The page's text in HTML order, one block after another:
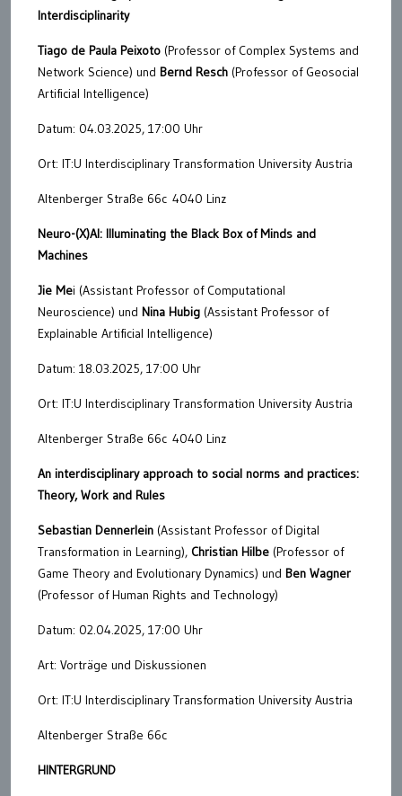
Interdisciplinarity
Tiago de Paula Peixoto (Professor of Complex Systems and
Network Science) und Bernd Resch (Professor of Geosocial
Artificial Intelligence)
Datum: 04.03.2025, 17:00 Uhr
Ort: IT:U Interdisciplinary Transformation University Austria
Altenberger Straße 66c 4040 Linz
Neuro-(X)AI: Illuminating the Black Box of Minds and
Machines
Jie Mei (Assistant Professor of Computational
Neuroscience) und Nina Hubig (Assistant Professor of
Explainable Artificial Intelligence)
Datum: 18.03.2025, 17:00 Uhr
Ort: IT:U Interdisciplinary Transformation University Austria
Altenberger Straße 66c 4040 Linz
An interdisciplinary approach to social norms and practices:
Theory, Work and Rules
Sebastian Dennerlein (Assistant Professor of Digital
Transformation in Learning), Christian Hilbe (Professor of
Game Theory and Evolutionary Dynamics) und Ben Wagner
(Professor of Human Rights and Technology)
Datum: 02.04.2025, 17:00 Uhr
Art: Vorträge und Diskussionen
Ort: IT:U Interdisciplinary Transformation University Austria
Altenberger Straße 66c
HINTERGRUND